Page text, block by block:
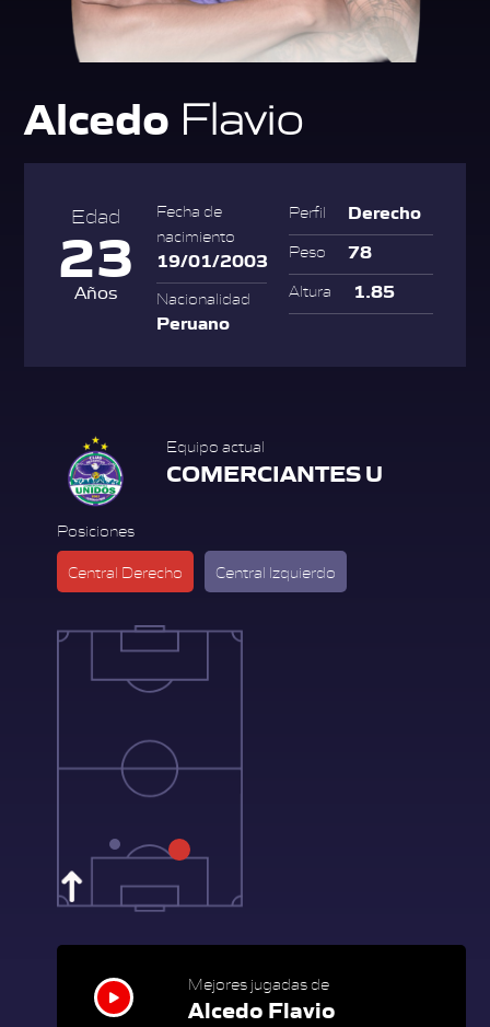
Alcedo Flavio
Edad
23
Años
Fecha de
nacimiento
19/01/2003
Nacionalidad
Peruano
Perfil Derecho
Peso 78
Altura 1.85
Equipo actual
COMERCIANTES U
Posiciones
Central Derecho Central Izquierdo
Mejores jugadas de
Alcedo Flavio